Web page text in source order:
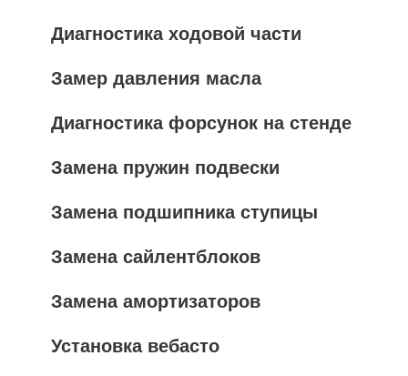
Диагностика ходовой части
Замер давления масла
Диагностика форсунок на стенде
Замена пружин подвески
Замена подшипника ступицы
Замена сайлентблоков
Замена амортизаторов
Установка вебасто